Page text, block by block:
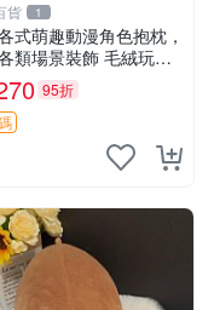
貨 1
式萌趣動漫角色抱枕，
類場景裝飾 毛絨玩
卡通抱枕、趣味玩偶
95折